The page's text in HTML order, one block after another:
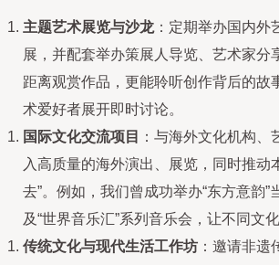
主题艺术展览与沙龙 ：定期举办国内外
展，并配套举办策展人导览、艺术家分
距离观赏作品，更能聆听创作背后的故
术爱好者展开即时讨论。
国际文化交流项目
：与海外文化机构
入高质量的海外演出、展览，同时推动
去”。例如，我们曾成功举办“东方意韵
及“世界音乐汇”系列音乐会，让不同文
传统文化与现代生活工作坊 ：邀请非遗